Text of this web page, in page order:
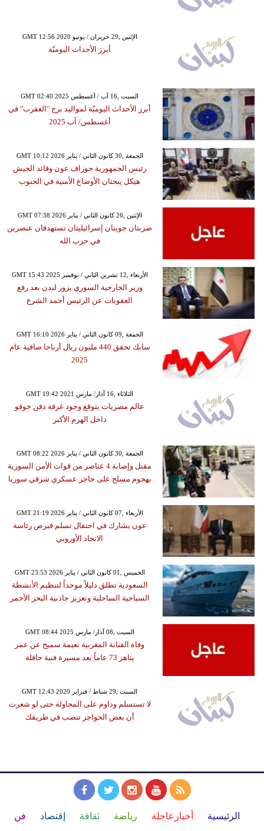
GMT 12:56 2020 الإثنين ,29 حزيران / يونيو
أبرز الأحداث اليوميّة
GMT 02:40 2025 السبت ,16 آب / أغسطس
أبرز الأحداث اليوميّة لمواليد برج "العقرب" في
أغسطس/ آب 2025
GMT 10:12 2026 الجمعة ,30 كانون الثاني / يناير
رئيس الجمهورية جوزاف عون وقائد الجيش
هيكل يبحثان الأوضاع الأمنية في الجنوب
GMT 07:38 2026 الإثنين ,26 كانون الثاني / يناير
ضربتان جويتان إسرائيليتان تستهدفان عنصرين
في حزب الله
GMT 15:43 2025 الأربعاء ,12 تشرين الثاني / نوفمبر
وزير الخارجية السوري يزور لندن بعد رفع
العقوبات عن الرئيس أحمد الشرع
GMT 16:10 2026 الجمعة ,09 كانون الثاني / يناير
سابك تحقق 440 مليون ريال أرباحا صافية عام
2025
GMT 19:42 2021 الثلاثاء ,16 آذار/ مارس
عالم مصريات يتوقع وجود غرفة دفن خوفو
داخل الهرم الأكبر
GMT 08:22 2026 الجمعة ,30 كانون الثاني / يناير
مقتل وإصابة 4 عناصر من قوات الأمن السورية
بهجوم مسلح على حاجز عسكري شرقي سوريا
GMT 21:19 2026 الأربعاء ,07 كانون الثاني / يناير
عون يشارك في احتفال تسلم قبرص رئاسة
الاتحاد الأوروبي
GMT 23:53 2026 الخميس ,01 كانون الثاني / يناير
السعودية تطلق دليلاً موحداً لتنظيم الأنشطة
السياحية الساحلية وتعزيز جاذبية البحر الأحمر
GMT 08:44 2025 السبت ,08 آذار/ مارس
وفاة الفنانة المغربية نعيمة سميح عن عمر
يناهز 73 عاماً بعد مسيرة فنية حافلة
GMT 12:43 2020 السبت ,29 شباط / فبراير
لا تستسلم وداوم على المحاولة حتى لو شعرت
أن بعض الحواجز تنصب في طريقك
الرئيسية أخبارعاجلة رياضة ثقافة إقتصاد فن